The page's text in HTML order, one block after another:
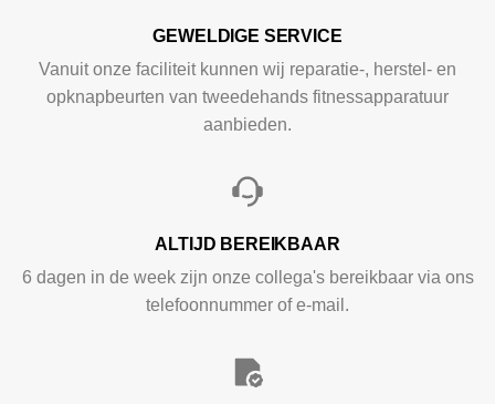
GEWELDIGE SERVICE
Vanuit onze faciliteit kunnen wij reparatie-, herstel- en
opknapbeurten van tweedehands fitnessapparatuur
aanbieden.
ALTIJD BEREIKBAAR
6 dagen in de week zijn onze collega's bereikbaar via ons
telefoonnummer of e-mail.